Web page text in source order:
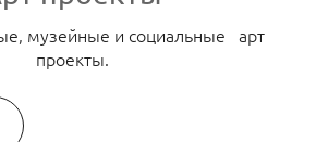
музейные и социальные арт
проекты.